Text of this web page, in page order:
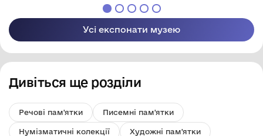
Усі експонати музею
Дивіться ще розділи
Речові пам'ятки Писемні пам'ятки
Нумізматичні колекції Художні пам'ятки